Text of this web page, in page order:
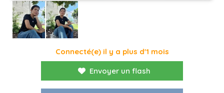
Connecté(e) il y a plus d'1 mois
Envoyer un flash